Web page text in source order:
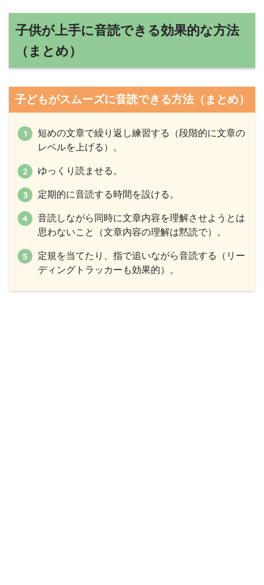
子供が上手に音読できる効果的な方法
（まとめ）
子どもがスムーズに音読できる方法（まとめ）
短めの文章で繰り返し練習する（段階的に文章の
レベルを上げる）。
ゆっくり読ませる。
定期的に音読する時間を設ける。
音読しながら同時に文章内容を理解させようとは
思わないこと（文章内容の理解は黙読で）。
定規を当てたり、指で追いながら音読する（リー
ディングトラッカーも効果的）。